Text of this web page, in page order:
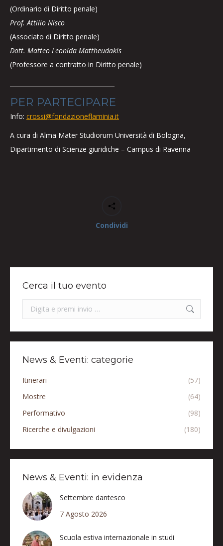
(Ordinario di Diritto penale)
Prof. Attilio Nisco
(Associato di Diritto penale)
Dott. Matteo Leonida Mattheudakis
(Professore a contratto in Diritto penale)
PER PARTECIPARE
Info: crossi@fondazioneflaminia.it
A cura di Alma Mater Studiorum Università di Bologna,
Dipartimento di Scienze giuridiche – Campus di Ravenna
Condividi
Cerca il tuo evento
Search:
News & Eventi: categorie
Itinerari
(57)
Mostre
(64)
Performativo
(98)
Ricerche e divulgazioni
(180)
News & Eventi: in evidenza
Settembre dantesco
7 Agosto 2026
Scuola estiva internazionale in studi